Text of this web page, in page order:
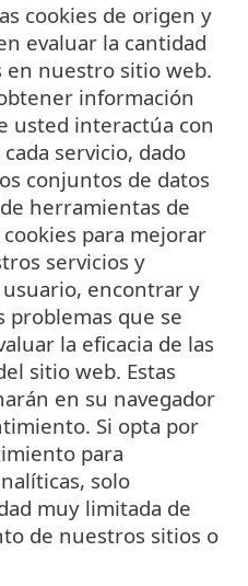
cookies de origen y
evaluar la cantidad
en nuestro sitio web.
información
usted interactúa con
servicio, dado
conjuntos de datos
herramientas de
para mejorar
servicios y
encontrar y
que se
la eficacia de las
sitio web. Estas
en su navegador
Si opta por
para
solo
muy limitada de
de nuestros sitios o